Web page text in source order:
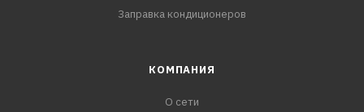
Заправка кондиционеров
КОМПАНИЯ
О сети